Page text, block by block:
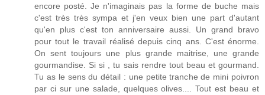
encore posté. Je n'imaginais pas la forme de buche mais
c'est très très sympa et j'en veux bien une part d'autant
qu'en plus c'est ton anniversaire aussi. Un grand bravo
pour tout le travail réalisé depuis cinq ans. C'est énorme.
On sent toujours une plus grande maitrise, une grande
gourmandise. Si si , tu sais rendre tout beau et gourmand.
Tu as le sens du détail : une petite tranche de mini poivron
par ci sur une salade, quelques olives.... Tout est beau et